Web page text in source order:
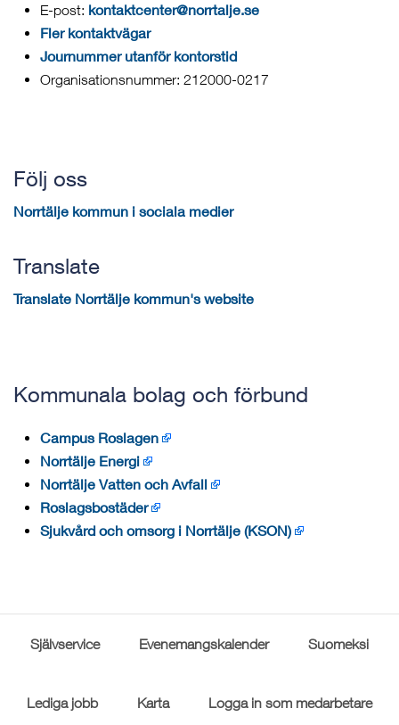
E-post: kontaktcenter@norrtalje.se
Fler kontaktvägar
Journummer utanför kontorstid
Organisationsnummer: 212000-0217
Följ oss
Norrtälje kommun i sociala medier
Translate
Translate Norrtälje kommun's website
Kommunala bolag och förbund
Campus Roslagen
Norrtälje Energi
Norrtälje Vatten och Avfall
Roslagsbostäder
Sjukvård och omsorg i Norrtälje (KSON)
Självservice Evenemangskalender Suomeksi
Lediga jobb Karta Logga in som medarbetare